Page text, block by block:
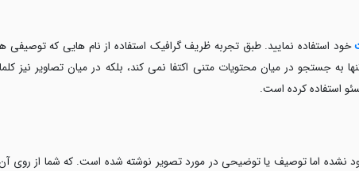
خود استفاده نمایید. طبق تجربه ظریف گرافیک استفاده از نام هایی که توصیفی
به جستجو در میان محتویات متنی اکتفا نمی کند، بلکه در میان تصاویر نیز
استفاده کرده است.
نشده اما توصیف یا توضیحی در مورد تصویر نوشته شده است. که شما از روی